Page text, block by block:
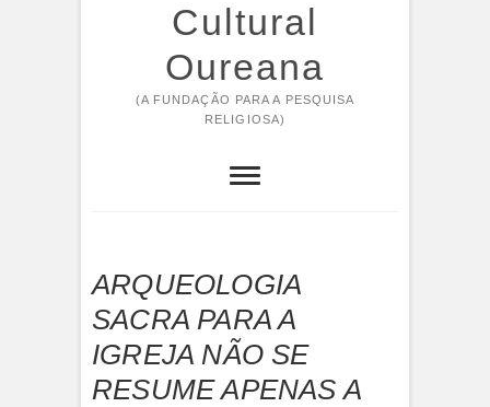
Cultural
Oureana
(A FUNDAÇÃO PARA A PESQUISA
RELIGIOSA)
ARQUEOLOGIA
SACRA PARA A
IGREJA NÃO SE
RESUME APENAS A